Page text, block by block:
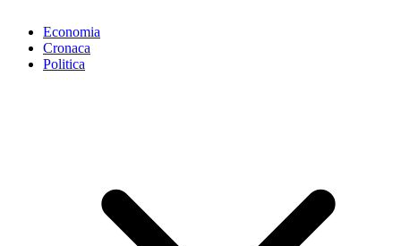
Economia
Cronaca
Politica